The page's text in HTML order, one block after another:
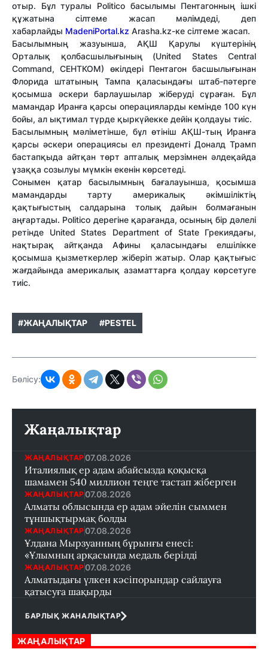
отыр. Бұл туралы Politico басылымы Пентагонның ішкі
құжатына сілтеме жасап мәлімдеді, деп
хабарлайды MadeniPortal.kz Arasha.kz-ке сілтеме жасап.
Басылымның жазуынша, АҚШ Қарулы күштерінің
Орталық қолбасшылығының (United States Central
Command, СЕНТКОМ) өкілдері Пентагон басшылығынан
Флорида штатының Тампа қаласындағы штаб-пәтерге
қосымша әскери барлаушылар жіберуді сұраған. Бұл
мамандар Иранға қарсы операцияларды кемінде 100 күн
бойы, ал ықтимал түрде қыркүйекке дейін қолдауы тиіс.
Басылымның мәліметінше, бұл өтініш АҚШ-тың Иранға
қарсы әскери операциясы ел президенті Доналд Трамп
бастапқыда айтқан төрт апталық мерзімнен әлдеқайда
ұзаққа созылуы мүмкін екенін көрсетеді.
Сонымен қатар басылымның бағалауынша, қосымша
мамандарды тарту америкалық әкімшіліктің
қақтығыстың салдарына толық дайын болмағанын
аңғартады. Politico дерегіне қарағанда, осының бір дәлелі
ретінде United States Department of State Грекиядағы,
нақтырақ айтқанда Афины қаласындағы елшілікке
қосымша қызметкерлер жіберіп жатыр. Олар қақтығыс
жағдайында америкалық азаматтарға қолдау көрсетуге
тиіс.
#ЖАҢАЛЫҚТАР #PESTEL
Бөлісу:
Жаңалықтар
ЖАҢАЛЫҚТАР 07.08.2026
Италиялық ер адам абайсызда қоқысқа
шамамен 540 миллион теңге тастап жіберген
ЖАҢАЛЫҚТАР 07.08.2026
Алматы облысында ер адам әйелін сыммен
тұншықтырмақ болды
ЖАҢАЛЫҚТАР 07.08.2026
Ұлдана Мырзуанның бұрынғы енесі:
«Ұлымның арқасында медаль берілді
ЖАҢАЛЫҚТАР 07.08.2026
Алматыдағы үлкен кәсіпорындар сайлауға
қатысуға шақырды
БАРЛЫҚ ЖАНАЛЫҚТАР
ЖАҢАЛЫҚТАР